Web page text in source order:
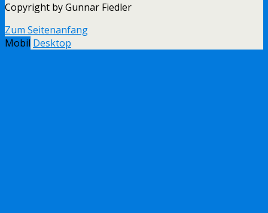
Copyright by Gunnar Fiedler
Zum Seitenanfang
Mobil Desktop